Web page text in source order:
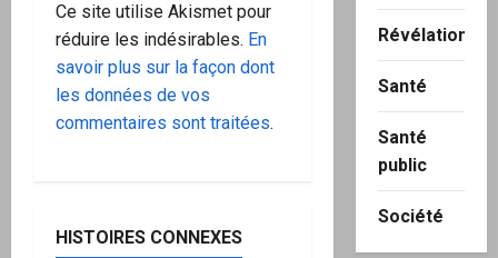
Ce site utilise Akismet pour
réduire les indésirables. En
savoir plus sur la façon dont
les données de vos
commentaires sont traitées.
HISTOIRES CONNEXES
Révélation
Santé
Santé
public
Société